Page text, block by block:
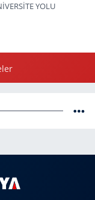
YOLU